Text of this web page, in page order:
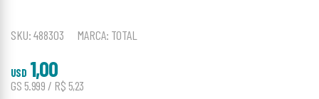
SKU:488303 MARCA: TOTAL
USD 1,00
GS 5.999 / R$ 5,23